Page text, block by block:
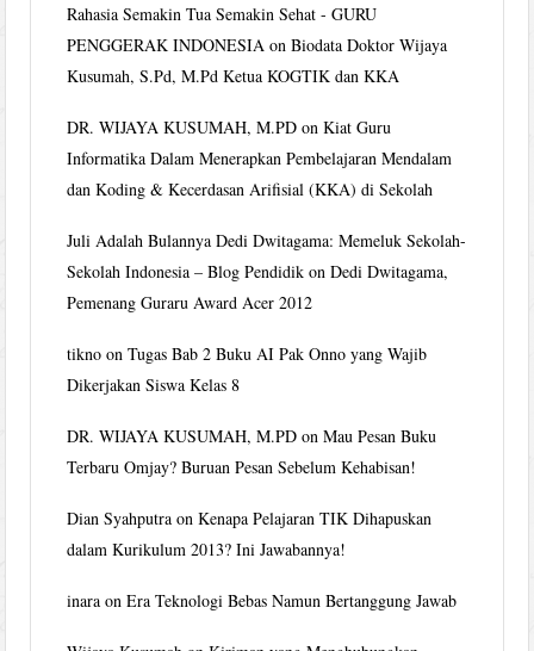
Rahasia Semakin Tua Semakin Sehat - GURU
PENGGERAK INDONESIA onBiodata Doktor Wijaya
Kusumah, S.Pd, M.Pd Ketua KOGTIK dan KKA
DR. WIJAYA KUSUMAH, M.PD onKiat Guru
Informatika Dalam Menerapkan Pembelajaran Mendalam
dan Koding & Kecerdasan Arifisial (KKA) di Sekolah
Juli Adalah Bulannya Dedi Dwitagama: Memeluk Sekolah-
Sekolah Indonesia – Blog Pendidik onDedi Dwitagama,
Pemenang Guraru Award Acer 2012
tikno onTugas Bab 2 Buku AI Pak Onno yang Wajib
Dikerjakan Siswa Kelas 8
DR. WIJAYA KUSUMAH, M.PD onMau Pesan Buku
Terbaru Omjay? Buruan Pesan Sebelum Kehabisan!
Dian Syahputra onKenapa Pelajaran TIK Dihapuskan
dalam Kurikulum 2013? Ini Jawabannya!
inara onEra Teknologi Bebas Namun Bertanggung Jawab